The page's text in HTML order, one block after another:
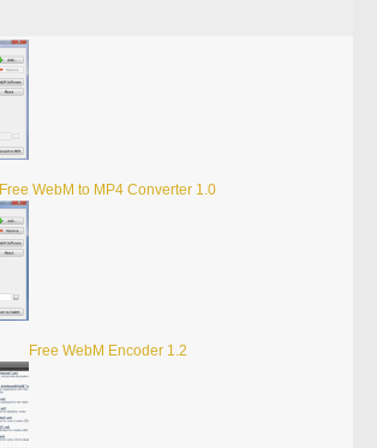
Free WebM to MP4 Converter 1.0
Free WebM Encoder 1.2